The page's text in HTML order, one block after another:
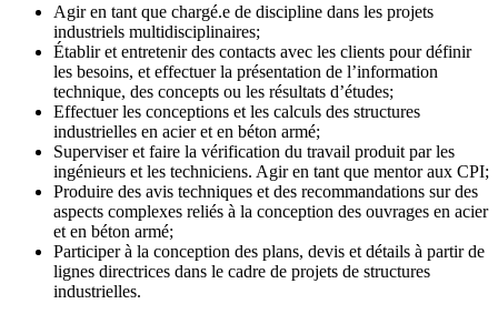
Agir en tant que chargé.e de discipline dans les projets
industriels multidisciplinaires;
Établir et entretenir des contacts avec les clients pour définir
les besoins, et effectuer la présentation de l’information
technique, des concepts ou les résultats d’études;
Effectuer les conceptions et les calculs des structures
industrielles en acier et en béton armé;
Superviser et faire la vérification du travail produit par les
ingénieurs et les techniciens. Agir en tant que mentor aux CPI;
Produire des avis techniques et des recommandations sur des
aspects complexes reliés à la conception des ouvrages en acier
et en béton armé;
Participer à la conception des plans, devis et détails à partir de
lignes directrices dans le cadre de projets de structures
industrielles.